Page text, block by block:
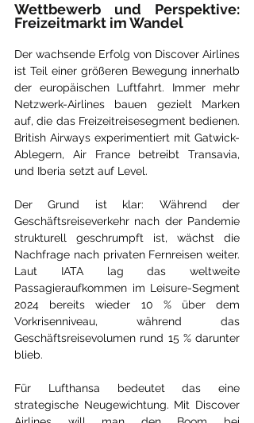
Wettbewerb und Perspektive:
Freizeitmarkt im Wandel
Der wachsende Erfolg von Discover Airlines
ist Teil einer größeren Bewegung innerhalb
der europäischen Luftfahrt. Immer mehr
Netzwerk-Airlines bauen gezielt Marken
auf, die das Freizeitreisesegment bedienen.
British Airways experimentiert mit Gatwick-
Ablegern, Air France betreibt Transavia,
und Iberia setzt auf Level.
Der Grund ist klar: Während der
Geschäftsreiseverkehr nach der Pandemie
strukturell geschrumpft ist, wächst die
Nachfrage nach privaten Fernreisen weiter.
Laut IATA lag das weltweite
Passagieraufkommen im Leisure-Segment
2024 bereits wieder 10 % über dem
Vorkrisenniveau, während das
Geschäftsreisevolumen rund 15 % darunter
blieb.
Für Lufthansa bedeutet das eine
strategische Neugewichtung. Mit Discover